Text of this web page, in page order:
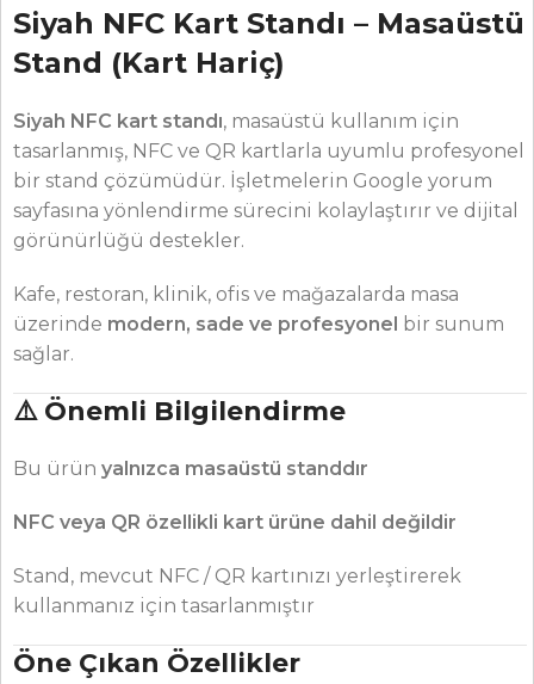
Siyah NFC Kart Standı – Masaüstü
Stand (Kart Hariç)
Siyah NFC kart standı, masaüstü kullanım için
tasarlanmış, NFC ve QR kartlarla uyumlu profesyonel
bir stand çözümüdür. İşletmelerin Google yorum
sayfasına yönlendirme sürecini kolaylaştırır ve dijital
görünürlüğü destekler.
Kafe, restoran, klinik, ofis ve mağazalarda masa
üzerinde modern, sade ve profesyonel bir sunum
sağlar.
⚠️ Önemli Bilgilendirme
Bu ürün yalnızca masaüstü standdır
NFC veya QR özellikli kart ürüne dahil değildir
Stand, mevcut NFC / QR kartınızı yerleştirerek
kullanmanız için tasarlanmıştır
Öne Çıkan Özellikler